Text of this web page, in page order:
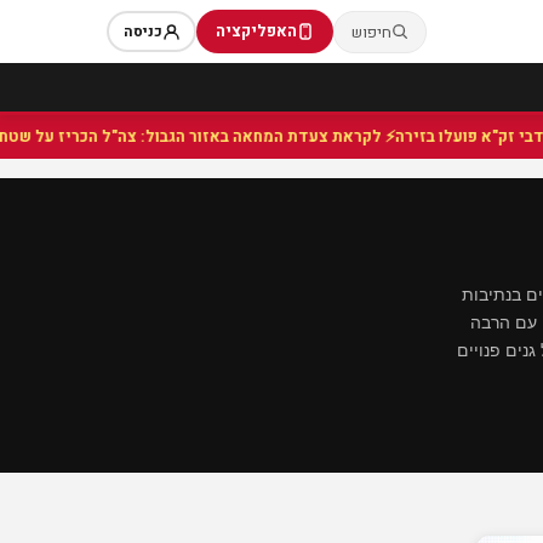
חיפוש האפליקציה כניסה
⚡ לקראת צעדת המחאה באזור הגבול: צה"ל הכריז על שטח צבאי
בנתיבות
עם הרבה
פנויים